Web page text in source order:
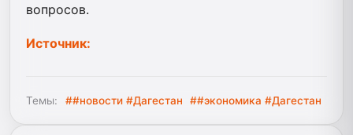
вопросов.
Источник:
Темы: ##новости #Дагестан ##экономика #Дагестан